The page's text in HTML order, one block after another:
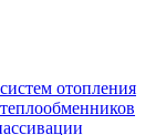
отопления